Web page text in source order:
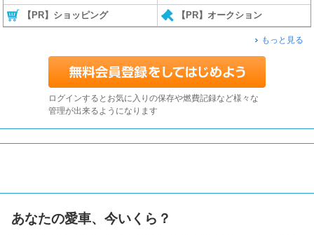
【PR】ショッピング 【PR】オークション
もっと見る
ログインするとお気に入りの保存や燃費記録など様々な
管理が出来るようになります
あなたの愛車、今いくら？